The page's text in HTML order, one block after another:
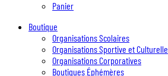
Panier
Boutique
Organisations Scolaires
Organisations Sportive et Culturelle
Organisations Corporatives
Boutiques Éphémères